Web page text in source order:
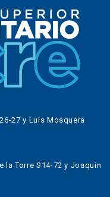
27 y Luis Mosquera
la Torre S14-72 y Joaquin